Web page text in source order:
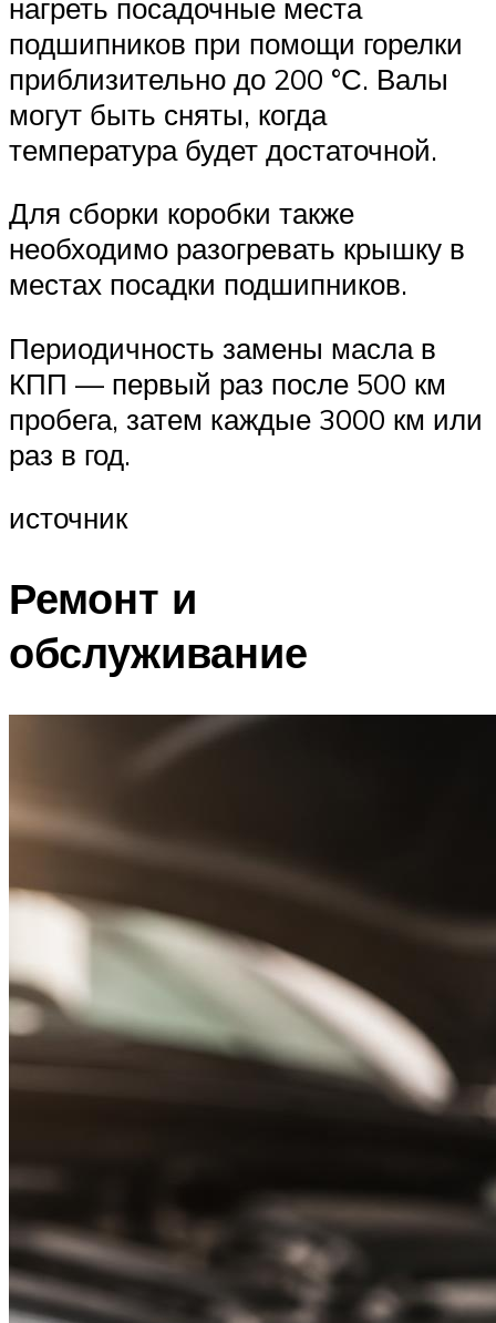
нагреть посадочные места
подшипников при помощи горелки
приблизительно до 200 °С. Валы
могут быть сняты, когда
температура будет достаточной.
Для сборки коробки также
необходимо разогревать крышку в
местах посадки под­шипников.
Периодичность замены масла в
КПП — первый раз после 500 км
пробега, затем ка­ждые 3000 км или
раз в год.
источник
Ремонт и
обслуживание